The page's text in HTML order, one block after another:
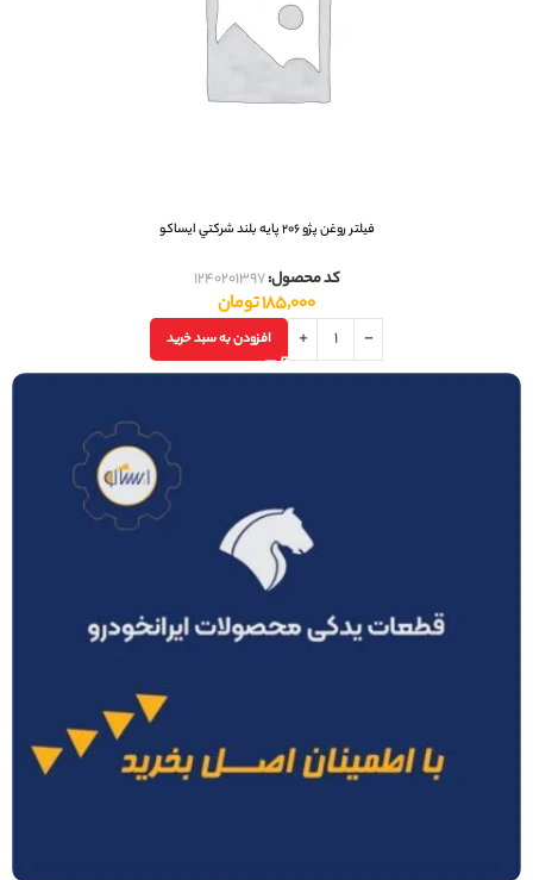
فيلتر روغن پژو 206 پايه بلند شرکتي ایساکو
کد محصول:1240201397
185,000تومان
افزودن به سبد خرید